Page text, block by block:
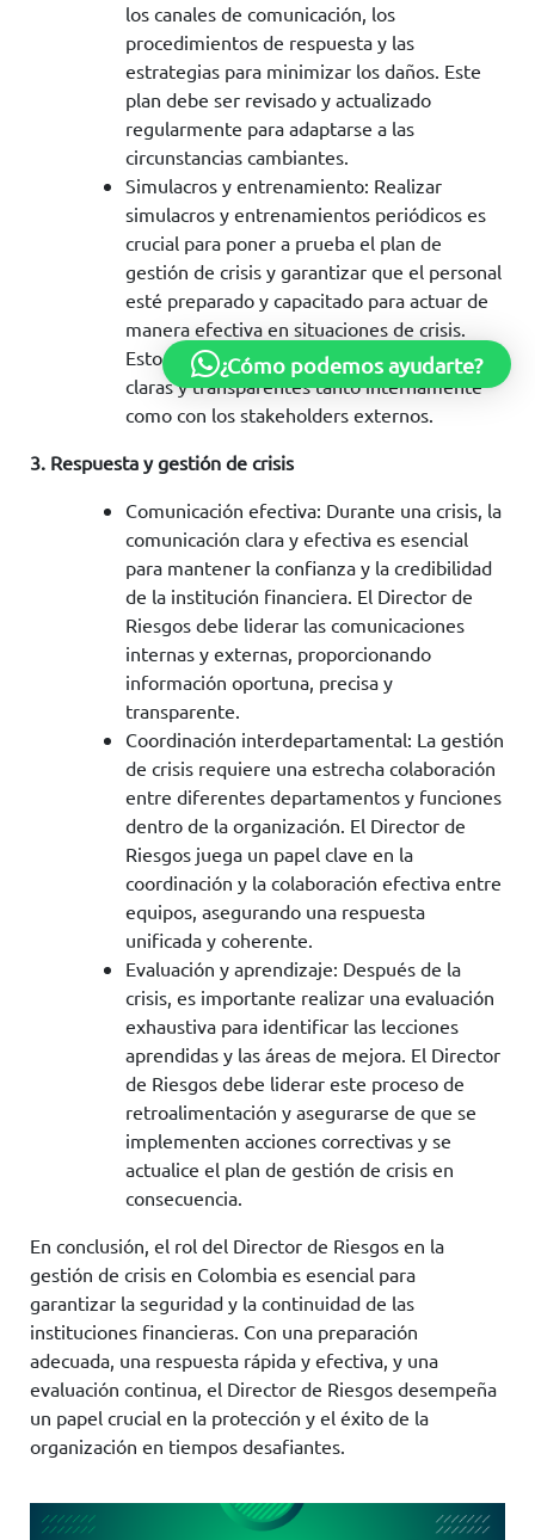
los canales de comunicación, los
procedimientos de respuesta y las
estrategias para minimizar los daños. Este
plan debe ser revisado y actualizado
regularmente para adaptarse a las
circunstancias cambiantes.
Simulacros y entrenamiento: Realizar
simulacros y entrenamientos periódicos es
crucial para poner a prueba el plan de
gestión de crisis y garantizar que el personal
esté preparado y capacitado para actuar de
manera efectiva en situaciones de crisis.
Esto incluye la práctica de comunicaciones
claras y transparentes tanto internamente
como con los stakeholders externos.
3. Respuesta y gestión de crisis
Comunicación efectiva: Durante una crisis, la
comunicación clara y efectiva es esencial
para mantener la confianza y la credibilidad
de la institución financiera. El Director de
Riesgos debe liderar las comunicaciones
internas y externas, proporcionando
información oportuna, precisa y
transparente.
Coordinación interdepartamental: La gestión
de crisis requiere una estrecha colaboración
entre diferentes departamentos y funciones
dentro de la organización. El Director de
Riesgos juega un papel clave en la
coordinación y la colaboración efectiva entre
equipos, asegurando una respuesta
unificada y coherente.
Evaluación y aprendizaje: Después de la
crisis, es importante realizar una evaluación
exhaustiva para identificar las lecciones
aprendidas y las áreas de mejora. El Director
de Riesgos debe liderar este proceso de
retroalimentación y asegurarse de que se
implementen acciones correctivas y se
actualice el plan de gestión de crisis en
consecuencia.
En conclusión, el rol del Director de Riesgos en la
gestión de crisis en Colombia es esencial para
garantizar la seguridad y la continuidad de las
instituciones financieras. Con una preparación
adecuada, una respuesta rápida y efectiva, y una
evaluación continua, el Director de Riesgos desempeña
un papel crucial en la protección y el éxito de la
organización en tiempos desafiantes.
¿Cómo podemos ayudarte?